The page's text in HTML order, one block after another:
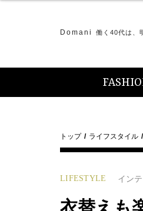
Domani 働く40代は、
トップ ライフスタイル
LIFESTYLE イン